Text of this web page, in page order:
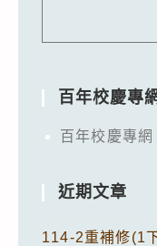
百年校慶專
百年校慶專網
近期文章
114-2重補修(1